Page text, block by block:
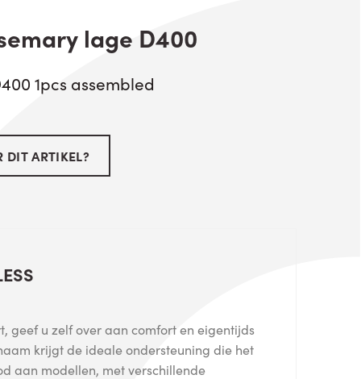
lage D400
1pcs assembled
DIT ARTIKEL?
geef u zelf over aan comfort en eigentijds
krijgt de ideale ondersteuning die het
aan modellen, met verschillende